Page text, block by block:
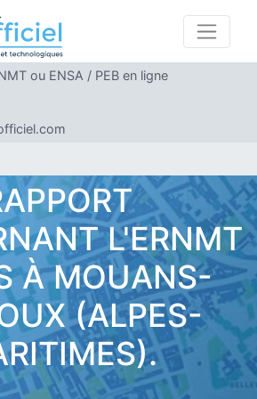
ou ENSA / PEB en ligne
pour MOUANS-SARTOUX
L'ERNMT
À MOUANS-
(ALPES-